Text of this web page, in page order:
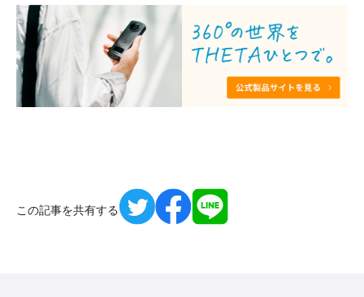
この記事を共有する